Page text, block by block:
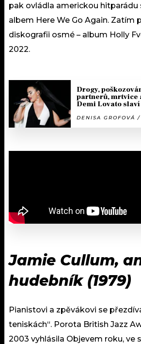
pak ovládla americkou hitparádu
albem Here We Go Again. Zatím
diskografii osmé – album Holly
2022.
Drogy,
partnerů, mrtvice
Demi Lovato slaví
DENISA GROFOVÁ
Jamie Cullum,
hudebník (1979)
Pianistovi a zpěvákovi se
teniskách“. Porota British Jazz
2003 vyhlásila Objevem roku, ve